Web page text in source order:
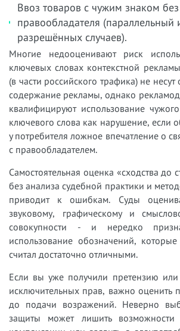
Ввоз товаров с чужим знаком без
правообладателя (параллельный
разрешённых случаев).
Многие недооценивают риск
ключевых словах контекстной
(в части российского трафика) не несут
содержание рекламы, однако
квалифицируют использование
ключевого слова как нарушение, если
у потребителя ложное впечатление о
с правообладателем.
Самостоятельная оценка «сходства до
без анализа судебной практики и
приводит к ошибкам. Суды
звуковому, графическому и
совокупности - и нередко
использование обозначений,
считал достаточно отличными.
Если вы уже получили претензию
исключительных прав, важно оценить
до подачи возражений. Неверно
защиты может лишить возможности